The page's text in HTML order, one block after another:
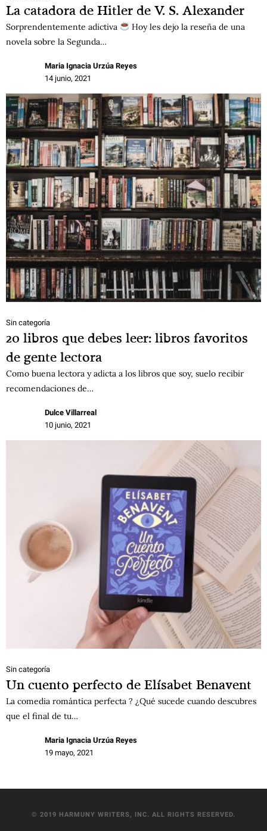
La catadora de Hitler de V. S. Alexander
Sorprendentemente adictiva
Hoy les dejo la reseña de una
novela sobre la Segunda…
Maria Ignacia Urzúa Reyes
14 junio, 2021
Sin categoría
20 libros que debes leer: libros favoritos
de gente lectora
Como buena lectora y adicta a los libros que soy, suelo recibir
recomendaciones de…
Dulce Villarreal
10 junio, 2021
Sin categoría
Un cuento perfecto de Elísabet Benavent
La comedia romántica perfecta ? ¿Qué sucede cuando descubres
que el final de tu…
Maria Ignacia Urzúa Reyes
19 mayo, 2021
© 2019 HARMUNY WRITERS, INC. ALL RIGHTS RESERVED.